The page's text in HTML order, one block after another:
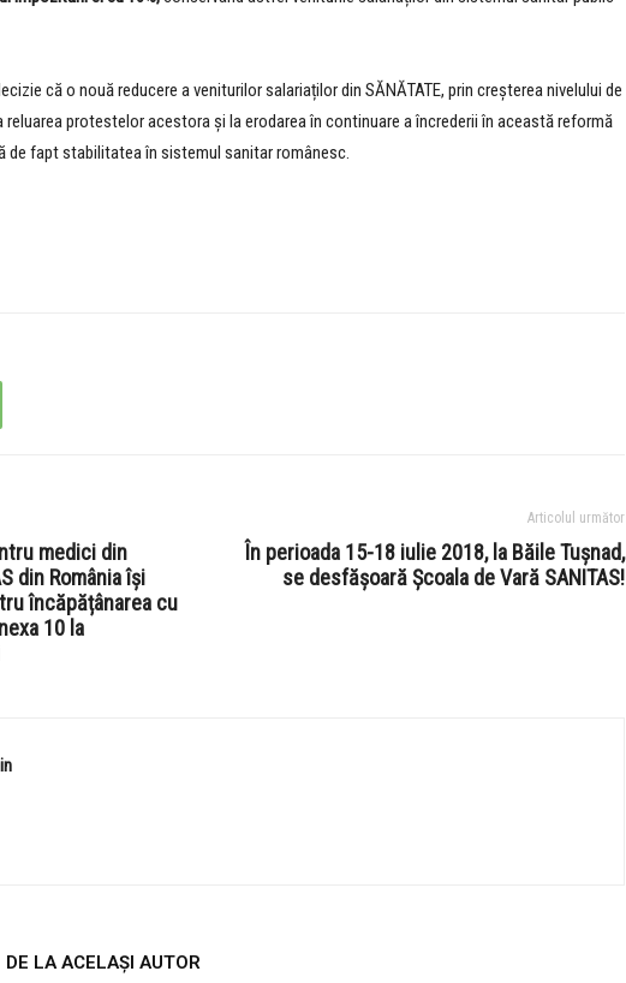
că o nouă reducere a veniturilor salariaților din SĂNĂTATE, prin creșterea nivelului de
reluarea protestelor acestora și la erodarea în continuare a încrederii în această reformă
de fapt stabilitatea în sistemul sanitar românesc.
medici din
din România își
încăpățânarea cu
10 la
Articolul următor
În perioada 15-18 iulie 2018, la Băile Tușnad,
se desfășoară Școala de Vară SANITAS!
DE LA ACELAȘI AUTOR